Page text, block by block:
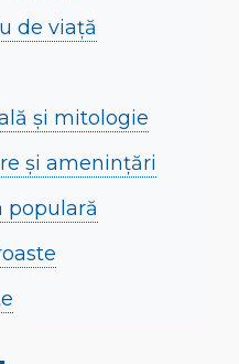
de viață
și mitologie
și amenințări
populară